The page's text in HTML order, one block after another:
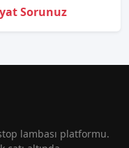
Sorunuz
lambası platformu.